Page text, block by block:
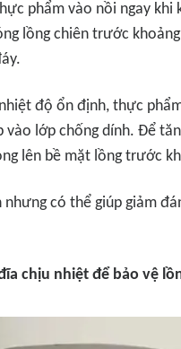
phẩm vào nồi ngay khi
lồng chiên trước
độ ổn định, thực
lớp chống dính. Để
lên bề mặt lồng trước
có thể giúp giảm
chịu nhiệt để bảo vệ